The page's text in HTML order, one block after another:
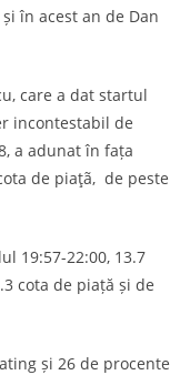
în acest an de Dan
care a dat startul
incontestabil de
a adunat în fața
de piaţã, de peste
22:00, 13.7
cota de piață și de
și 26 de procente